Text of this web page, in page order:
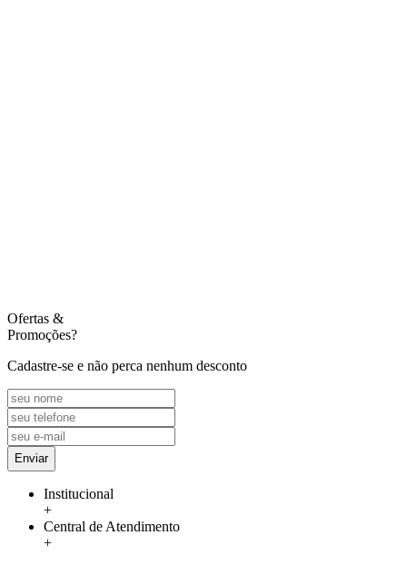
Ofertas &
Promoções?
Cadastre-se e não perca nenhum desconto
Enviar
Institucional
+
Central de Atendimento
+